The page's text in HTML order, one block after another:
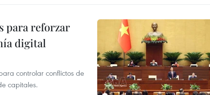
para reforzar
digital
controlar conflictos de
capitales.